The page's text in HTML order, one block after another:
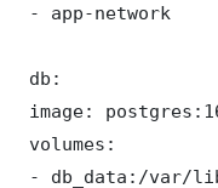
- app-network
db:
image:
volumes:
- db_data:/var/